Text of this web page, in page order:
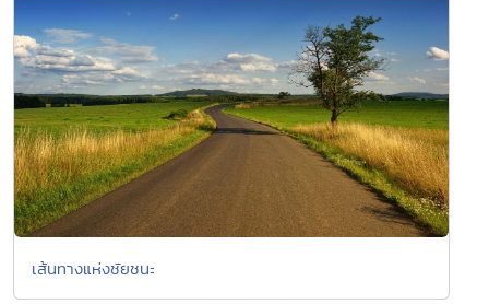
เส้นทางแห่งชัยชนะ